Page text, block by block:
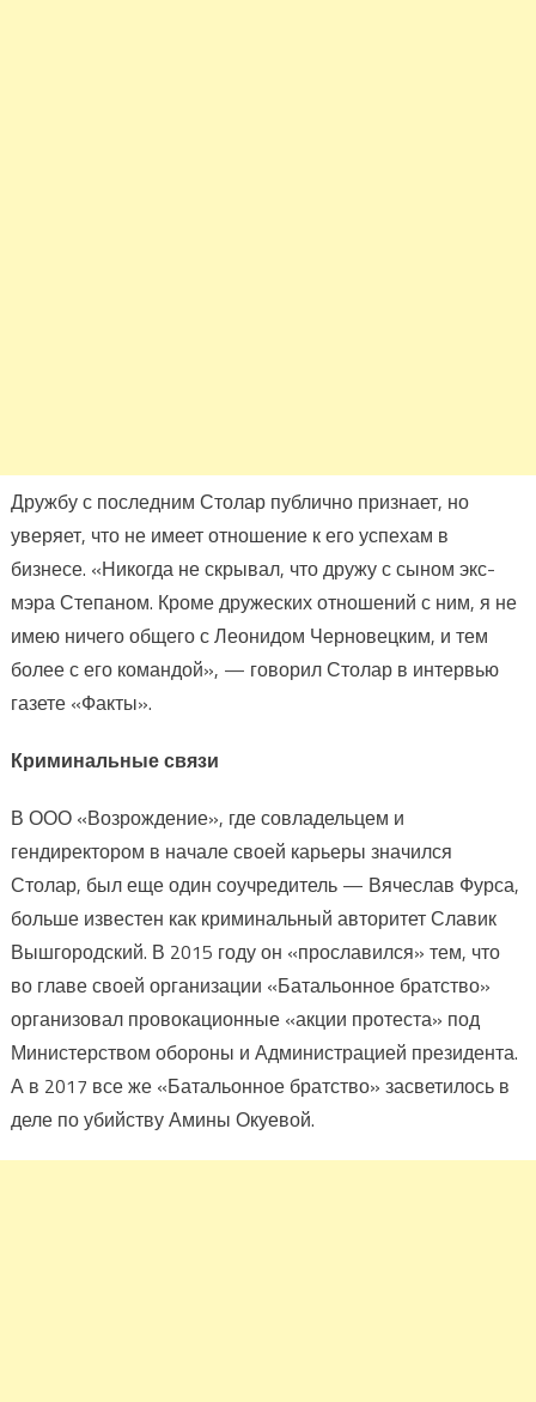
Дружбу с последним Столар публично признает, но
уверяет, что не имеет отношение к его успехам в
бизнесе. «Никогда не скрывал, что дружу с сыном экс-
мэра Степаном. Кроме дружеских отношений с ним, я не
имею ничего общего с Леонидом Черновецким, и тем
более с его командой», — говорил Столар в интервью
газете «Факты».
Криминальные связи
В ООО «Возрождение», где совладельцем и
гендиректором в начале своей карьеры значился
Столар, был еще один соучредитель — Вячеслав Фурса,
больше известен как криминальный авторитет Славик
Вышгородский. В 2015 году он «прославился» тем, что
во главе своей организации «Батальонное братство»
организовал провокационные «акции протеста» под
Министерством обороны и Администрацией президента.
А в 2017 все же «Батальонное братство» засветилось в
деле по убийству Амины Окуевой.